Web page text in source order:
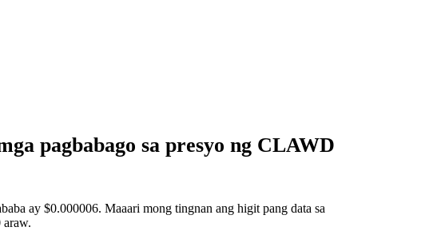
pagbabago sa presyo ng CLAWD
ay $0.000006. Maaari mong tingnan ang higit pang data sa
araw.